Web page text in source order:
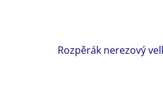
Rozpěrák nerezový